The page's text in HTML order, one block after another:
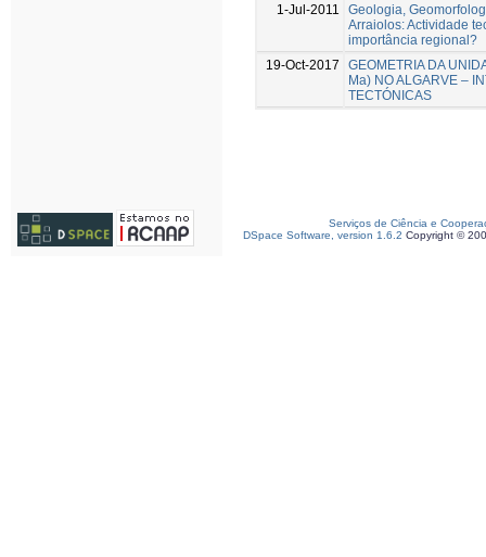
1-Jul-2011
Geologia,
Arraiolos: Actividade
importância regional?
19-Oct-2017
GEOMETRIA DA
Ma) NO ALGARVE –
TECTÓNICAS
Serviços de Ciência e
DSpace Software, version 1.6.2 Copyright ©